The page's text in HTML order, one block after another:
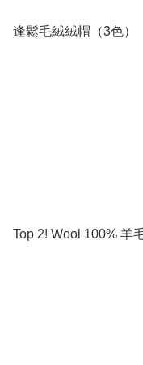
逢鬆毛絨絨帽（3色）
Top 2! Wool 100% 羊